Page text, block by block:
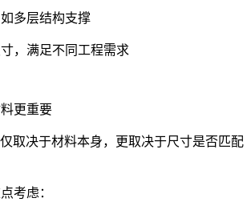
多层结构支撑
，满足不同工程需求
更重要
取决于材料本身，更取决于尺寸是否匹配
考虑：